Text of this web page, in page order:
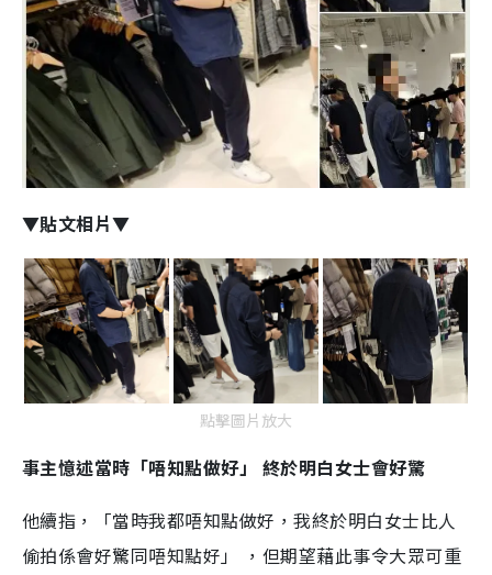
▼貼文相片▼
點擊圖片放大
事主憶述當時「唔知點做好」 終於明白女士會好驚
他續指，「當時我都唔知點做好，我終於明白女士比人
偷拍係會好驚同唔知點好」 ，但期望藉此事令大眾可重